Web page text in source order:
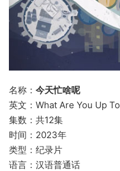
名称： 今天忙啥呢
英文：What Are You Up To
集数：共12集
时间：2023年
类型：纪录片
语言：汉语普通话